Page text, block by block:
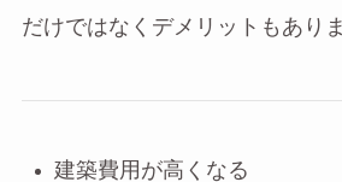
だけではなくデメリットもありま
建築費用が高くなる